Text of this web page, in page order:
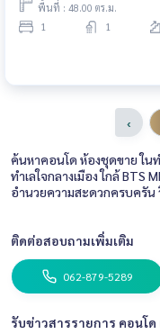
พื้นที่ : 48.00 ตร.ม.
1 1
‹
ค้นหาคอนโด ห้องชุดขาย ใน
ทำเลใจกลางเมือง ใกล้ BTS
อำนวยความสะดวกครบครัน
ติดต่อสอบถามเพิ่มเติม
062-879-5289
รับข่าวสารรายการ คอนโด